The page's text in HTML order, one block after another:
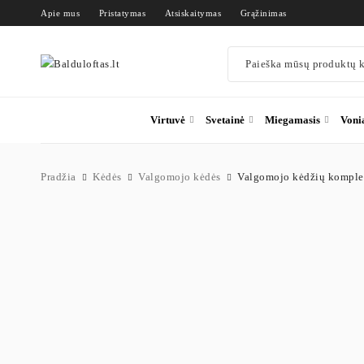
Apie mus Pristatymas Atsiskaitymas Grąžinimas
Virtuvė Svetainė Miegamasis
Pradžia Kėdės Valgomojo kėdės Valgomojo kėdžių